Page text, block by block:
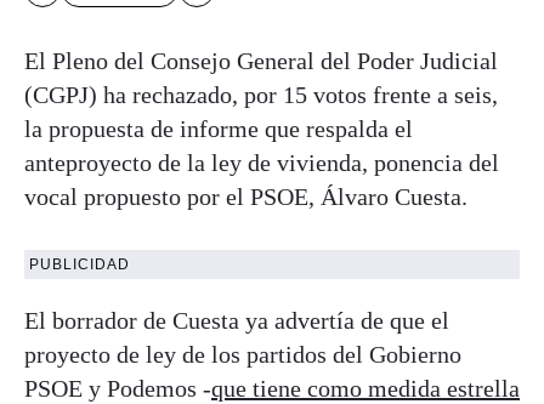
El Pleno del Consejo General del Poder Judicial
(CGPJ) ha rechazado, por 15 votos frente a seis,
la propuesta de informe que respalda el
anteproyecto de la ley de vivienda, ponencia del
vocal propuesto por el PSOE, Álvaro Cuesta.
PUBLICIDAD
El borrador de Cuesta ya advertía de que el
proyecto de ley de los partidos del Gobierno
PSOE y Podemos -que tiene como medida estrella